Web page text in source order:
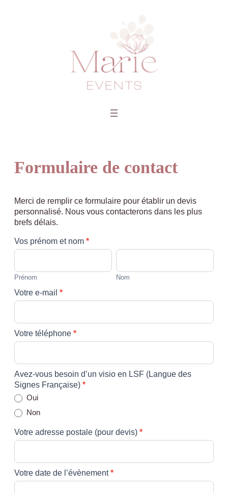
Formulaire de contact
Merci de remplir ce formulaire pour établir un devis
personnalisé. Nous vous contacterons dans les plus
brefs délais.
F
o
m
l
a
e
v
i
s
Vos prénom et nom *
P
é
o
Prénom
N
m
Nom
Votre e-mail *
Votre téléphone *
Avez-vous besoin d’un visio en LSF (Langue des
Signes Française) *
Oui
Non
Votre adresse postale (pour devis) *
Votre date de l’évènement*